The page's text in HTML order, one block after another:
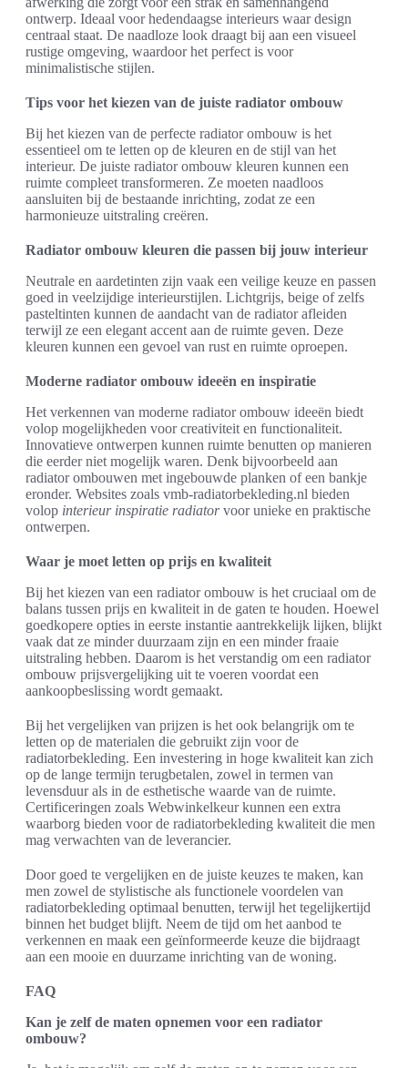
ontwerp. Ideaal voor hedendaagse interieurs waar design
centraal staat. De naadloze look draagt bij aan een visueel
rustige omgeving, waardoor het perfect is voor
minimalistische stijlen.
Tips voor het kiezen van de juiste radiator ombouw
Bij het kiezen van de perfecte radiator ombouw is het
essentieel om te letten op de kleuren en de stijl van het
interieur. De juiste radiator ombouw kleuren kunnen een
ruimte compleet transformeren. Ze moeten naadloos
aansluiten bij de bestaande inrichting, zodat ze een
harmonieuze uitstraling creëren.
Radiator ombouw kleuren die passen bij jouw interieur
Neutrale en aardetinten zijn vaak een veilige keuze en passen
goed in veelzijdige interieurstijlen. Lichtgrijs, beige of zelfs
pasteltinten kunnen de aandacht van de radiator afleiden
terwijl ze een elegant accent aan de ruimte geven. Deze
kleuren kunnen een gevoel van rust en ruimte oproepen.
Moderne radiator ombouw ideeën en inspiratie
Het verkennen van moderne radiator ombouw ideeën biedt
volop mogelijkheden voor creativiteit en functionaliteit.
Innovatieve ontwerpen kunnen ruimte benutten op manieren
die eerder niet mogelijk waren. Denk bijvoorbeeld aan
radiator ombouwen met ingebouwde planken of een bankje
eronder. Websites zoals vmb-radiatorbekleding.nl bieden
volop interieur inspiratie radiatorvoor unieke en praktische
ontwerpen.
Waar je moet letten op prijs en kwaliteit
Bij het kiezen van een radiator ombouw is het cruciaal om de
balans tussen prijs en kwaliteit in de gaten te houden. Hoewel
goedkopere opties in eerste instantie aantrekkelijk lijken, blijkt
vaak dat ze minder duurzaam zijn en een minder fraaie
uitstraling hebben. Daarom is het verstandig om een radiator
ombouw prijsvergelijking uit te voeren voordat een
aankoopbeslissing wordt gemaakt.
Bij het vergelijken van prijzen is het ook belangrijk om te
letten op de materialen die gebruikt zijn voor de
radiatorbekleding. Een investering in hoge kwaliteit kan zich
op de lange termijn terugbetalen, zowel in termen van
levensduur als in de esthetische waarde van de ruimte.
Certificeringen zoals Webwinkelkeur kunnen een extra
waarborg bieden voor de radiatorbekleding kwaliteit die men
mag verwachten van de leverancier.
Door goed te vergelijken en de juiste keuzes te maken, kan
men zowel de stylistische als functionele voordelen van
radiatorbekleding optimaal benutten, terwijl het tegelijkertijd
binnen het budget blijft. Neem de tijd om het aanbod te
verkennen en maak een geïnformeerde keuze die bijdraagt
aan een mooie en duurzame inrichting van de woning.
FAQ
Kan je zelf de maten opnemen voor een radiator
ombouw?